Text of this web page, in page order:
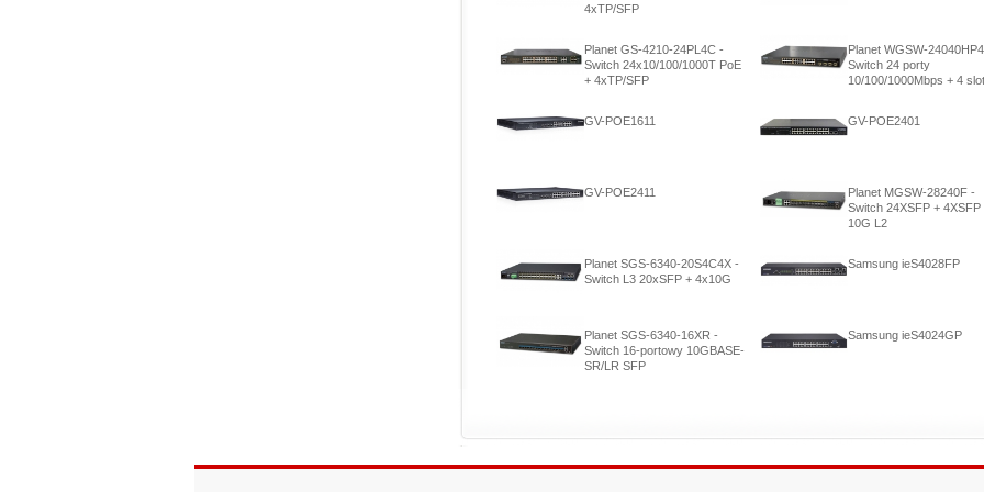
4xTP/SFP
Planet GS-4210-24PL4C -
Switch 24x10/100/1000T PoE
+ 4xTP/SFP
Planet WGSW-
Switch 24 porty
10/100/1000Mbps + 4
GV-POE1611 GV-POE2401
GV-POE2411
Planet MGSW-28240F -
Switch 24XSFP + 4XSFP
10G L2
Planet SGS-6340-20S4C4X -
Switch L3 20xSFP + 4x10G
Samsung ieS4028FP
Planet SGS-6340-16XR -
Switch 16-portowy 10GBASE-
SR/LR SFP
Samsung ieS4024GP